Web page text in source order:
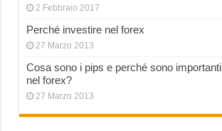
2 Febbraio 2017
Perché investire nel forex
27 Marzo 2013
Cosa sono i pips e perché sono importanti
nel forex?
27 Marzo 2013